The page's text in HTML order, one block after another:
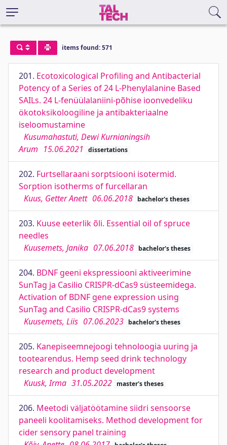
items found: 571
201. Ecotoxicological Profiling and Antibacterial
Potency of a Series of 24 L-Phenylalanine Based
SAILs. 24 L-fenüülalaniini-põhise ioonvedeliku
ökotoksikoloogiline ja antibakteriaalne
iseloomustamine
Kusumahastuti, Dewi Kurnianingsih
Arum 15.06.2021 dissertations
202. Furtsellaraani sorptsiooni isotermid.
Sorption isotherms of furcellaran
Kuus, Getter Anett 06.06.2018 bachelor's theses
203. Kuuse eeterlik õli. Essential oil of spruce
needles
Kuusemets, Janika 07.06.2018 bachelor's theses
204. BDNF geeni ekspressiooni aktiveerimine
SunTag ja Casilio CRISPR-dCas9 süsteemidega.
Activation of BDNF gene expression using
SunTag and Casilio CRISPR-dCas9 systems
Kuusemets, Liis 07.06.2023 bachelor's theses
205. Kanepiseemnejoogi tehnoloogia uuring ja
tootearendus. Hemp seed drink technology
research and product development
Kuusk, Irma 31.05.2022 master's theses
206. Meetodi väljatöötamine siidri sensoorse
paneeli koolitamiseks. Method development for
cider sensory panel training